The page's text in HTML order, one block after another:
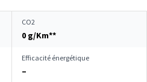
CO2
0 g/Km**
Efficacité énergétique
–